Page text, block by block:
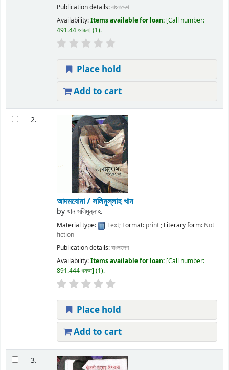
Publication details:বাংলাদেশ
Availability:Items available for loan: Call number:
491.44 আজব (1).
Place hold
Add to cart
2.
আদমবোমা /সলিমুল্লাহ খান
byখান সলিমুল্লাহ.
Material type: Text; Format: print; Literary form: Not
fiction
Publication details:বাংলাদেশ
Availability:Items available for loan: Call number:
891.444 খনআ (1).
Place hold
Add to cart
3.